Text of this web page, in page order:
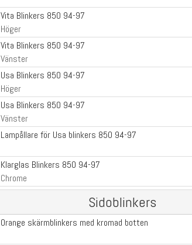
Vita Blinkers 850 94-97
Höger
Vita Blinkers 850 94-97
Vänster
Usa Blinkers 850 94-97
Höger
Usa Blinkers 850 94-97
Vänster
Lampållare för Usa blinkers 850 94-97
Klarglas Blinkers 850 94-97
Chrome
Sidoblinkers
Orange skärmblinkers med kromad botten